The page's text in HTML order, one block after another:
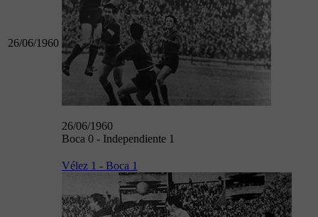
26/06/1960
26/06/1960
Boca 0 - Independiente 1
Vélez 1 - Boca 1